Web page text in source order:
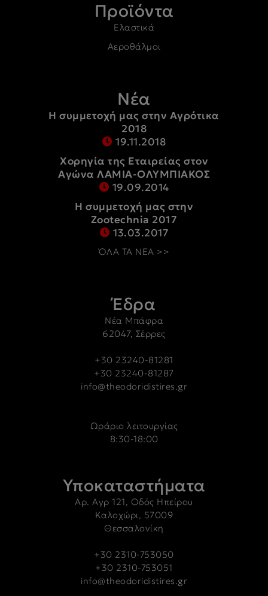
Προϊόντα
Ελαστικά
Αεροθάλμοι
Νέα
Η συμμετοχή μας στην Αγρότικα
2018
19.11.2018
Χορηγία της Εταιρείας στον
Αγώνα ΛΑΜΙΑ-ΟΛΥΜΠΙΑΚΟΣ
19.09.2014
Η συμμετοχή μας στην
Zootechnia 2017
13.03.2017
ΌΛΑ ΤΑ ΝΕΑ >>
Έδρα
Νέα Μπάφρα
62047, Σέρρες
+30 23240-81281
+30 23240-81287
info@theodoridistires.gr
Ωράριο λειτουργίας
8:30-18:00
Υποκαταστήματα
Αρ. Αγρ 121, Οδός Ηπείρου
Καλοχώρι, 57009
Θεσσαλονίκη
+30 2310-753050
+30 2310-753051
info@theodoridistires.gr